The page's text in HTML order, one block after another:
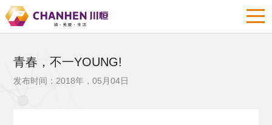
青春，不一YOUNG!
发布时间：2018年，05月04日